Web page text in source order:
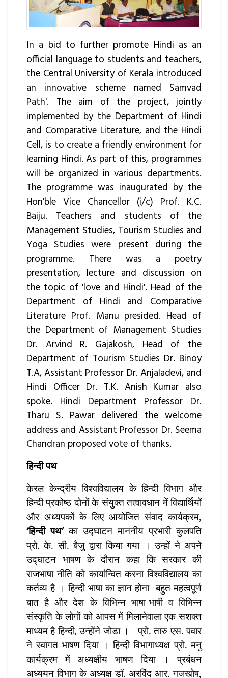
In a bid to further promote Hindi as an
official language to students and teachers,
the Central University of Kerala introduced
an innovative scheme named Samvad
Path'. The aim of the project, jointly
implemented by the Department of Hindi
and Comparative Literature, and the Hindi
Cell, is to create a friendly environment for
learning Hindi. As part of this, programmes
will be organized in various departments.
The programme was inaugurated by the
Hon'ble Vice Chancellor (i/c) Prof. K.C.
Baiju. Teachers and students of the
Management Studies, Tourism Studies and
Yoga Studies were present during the
programme. There was a poetry
presentation, lecture and discussion on
the topic of 'love and Hindi'. Head of the
Department of Hindi and Comparative
Literature Prof. Manu presided. Head of
the Department of Management Studies
Dr. Arvind R. Gajakosh, Head of the
Department of Tourism Studies Dr. Binoy
T.A, Assistant Professor Dr. Anjaladevi, and
Hindi Officer Dr. T.K. Anish Kumar also
spoke. Hindi Department Professor Dr.
Tharu S. Pawar delivered the welcome
address and Assistant Professor Dr. Seema
Chandran proposed vote of thanks.
हिन्दी पथ
केरल केन्द्रीय विश्वविद्यालय के हिन्दी विभाग और
हिन्दी प्रकोष्ठ दोनों के संयुक्त तत्वावधान में विद्यार्थियों
और अध्यपकों के लिए आयोजित संवाद कार्यक्रम,
‘हिन्दी पथ’का उद्घाटन माननीय प्रभारी कुलपति
प्रो. के. सी. बैजु द्वारा किया गया । उन्हों ने अपने
उद्घाटन भाषण के दौरान कहा कि सरकार की
राजभाषा नीति को कार्यान्वित करना विश्वविद्यालय का
कर्तव्य है । हिन्दी भाषा का ज्ञान होना बहुत महत्वपूर्ण
बात है और देश के विभिन्न भाषा-भाषी व विभिन्न
संस्कृति के लोगों को आपस में मिलानेवाला एक सशक्त
माध्यम है हिन्दी,उन्होंने जोडा ।
प्रो. तारु एस. पवार
ने स्वागत भाषण दिया । हिन्दी विभागाध्यक्ष प्रो. मनु
कार्यक्रम में अध्यक्षीय भाषण दिया । प्रबंधन
अध्ययन विभाग के अध्यक्ष डॉ. अरविंद आर. गजखोष,